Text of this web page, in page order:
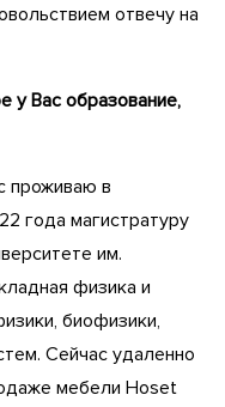
отвечу на
у Вас образование,
проживаю в
года магистратуру
им.
физика и
биофизики,
Сейчас удаленно
мебели Hoset